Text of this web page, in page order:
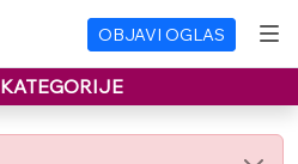
OBJAVI OGLAS
KATEGORIJE